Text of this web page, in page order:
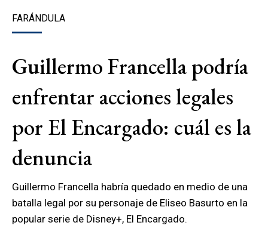
FARÁNDULA
Guillermo Francella podría
enfrentar acciones legales
por El Encargado: cuál es la
denuncia
Guillermo Francella habría quedado en medio de una
batalla legal por su personaje de Eliseo Basurto en la
popular serie de Disney+, El Encargado.